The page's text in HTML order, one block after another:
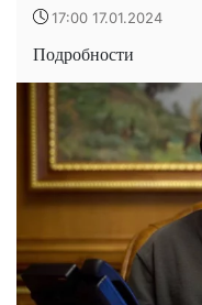
17:00 17.01.2024
Подробности